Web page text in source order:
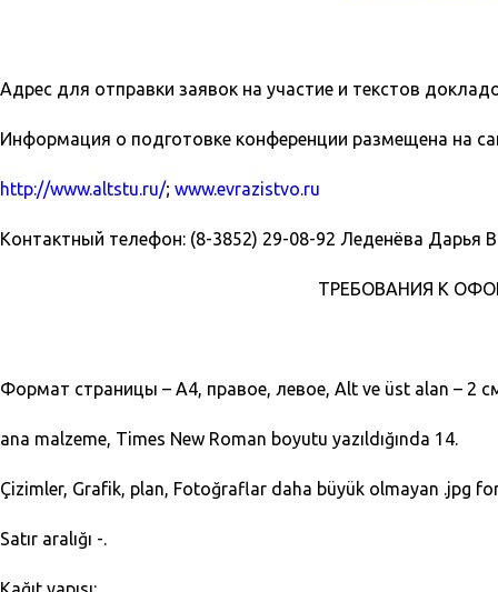
Адрес для отправки заявок на участие и текстов
Информация о подготовке конференции размещена на
http://www.altstu.ru/; www.evrazistvo.ru
Контактный телефон: (8-3852) 29-08-92 Леденёва Дарья
ТРЕБОВАНИЯ К
Формат страницы – А4, правое, левое, Alt ve üst alan – 2
ana malzeme, Times New Roman boyutu yazıldığında 14.
Çizimler, Grafik, plan, Fotoğraflar daha büyük olmayan .jpg
Satır aralığı -.